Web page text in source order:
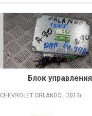
Блок управления
CHEVROLET ORLANDO , 2013г.